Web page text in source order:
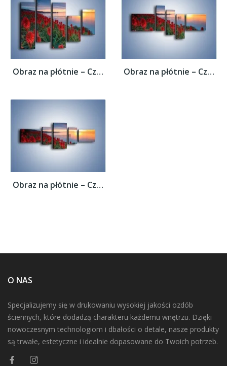
Obraz na płótnie – Czerwone głowy kwiatów... Obraz na płótnie – Czerwone głowy kwiatów...
Obraz na płótnie – Czerwone głowy kwiatów...
O NAS
Specjalizujemy się w drukowaniu wysokiej jakości ozdób
ściennych, które dodadzą charakteru każdemu wnętrzu. Dzięki
nowoczesnym technologiom i dbałości o detale, nasze produkty
są trwałe, estetyczne i idealnie dopasowane do Twoich potrzeb.